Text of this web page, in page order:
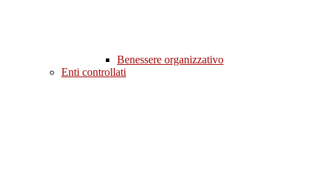
Benessere organizzativo
Enti controllati